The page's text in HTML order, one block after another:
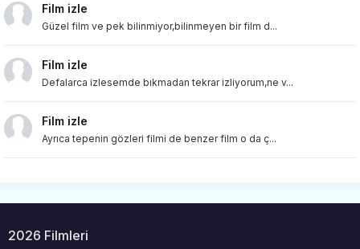
Film izle
Güzel film ve pek bilinmiyor,bilinmeyen bir film d...
Film izle
Defalarca izlesemde bıkmadan tekrar izliyorum,ne v...
Film izle
Ayrıca tepenin gözleri filmi de benzer film o da ç...
2026 Filmleri